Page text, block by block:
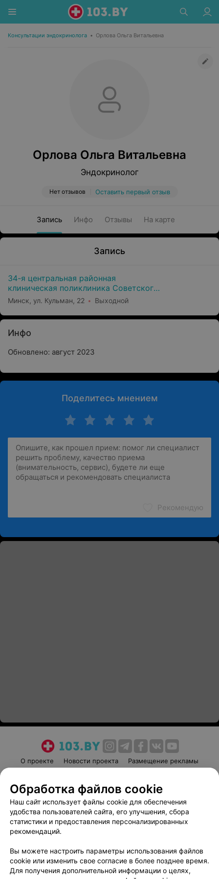
Консультации эндокринолога • Орлова Ольга Витальевна
Орлова Ольга Витальевна
Эндокринолог
Нет отзывов Оставить первый отзыв
Запись Инфо Отзывы На карте
Запись
34-я центральная районная
клиническая поликлиника Советского
района г. Минска
Минск, ул. Кульман, 22 Выходной
Инфо
Обновлено: август 2023
Поделитесь мнением
Рекомендую
О проекте Новости проекта
Размещение рекламы
Пользовательское соглашение
Способы оплаты
Вакансии
Партнеры
Написать руководителю 103.by
Обработка персональных данных
Обработка файлов cookie
Наш сайт использует файлы cookie для обеспечения
удобства пользователей сайта, его улучшения, сбора
статистики и предоставления персонализированных
рекомендаций.
Вы можете настроить параметры использования файлов
cookie или изменить свое согласие в более позднее время.
Для получения дополнительной информации о целях,